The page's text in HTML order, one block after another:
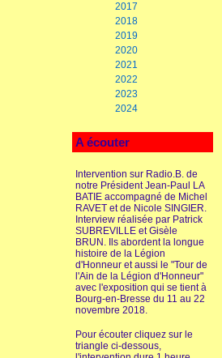
2017
2018
2019
2020
2021
2022
2023
2024
A écouter
Intervention sur Radio.B. de
notre Président Jean-Paul LA
BATIE accompagné de Michel
RAVET et de Nicole SINGIER.
Interview réalisée par Patrick
SUBREVILLE et Gisèle
BRUN. Ils abordent la longue
histoire de la Légion
d'Honneur et aussi le "Tour de
l'Ain de la Légion d'Honneur"
avec l'exposition qui se tient à
Bourg-en-Bresse du 11 au 22
novembre 2018.
Pour écouter cliquez sur le
triangle ci-dessous,